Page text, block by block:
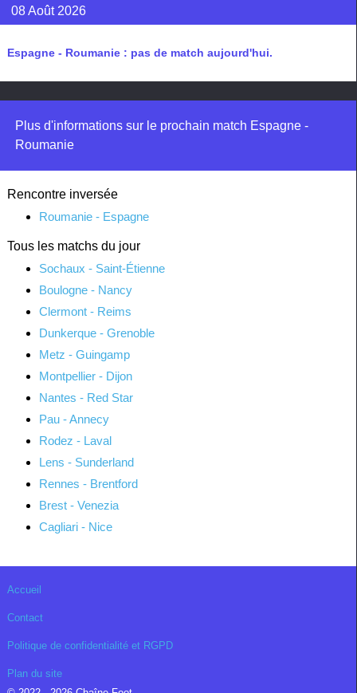
08 Août 2026
Espagne - Roumanie : pas de match aujourd'hui.
Plus d'informations sur le prochain match Espagne -
Roumanie
Rencontre inversée
Roumanie - Espagne
Tous les matchs du jour
Sochaux - Saint-Étienne
Boulogne - Nancy
Clermont - Reims
Dunkerque - Grenoble
Metz - Guingamp
Montpellier - Dijon
Nantes - Red Star
Pau - Annecy
Rodez - Laval
Lens - Sunderland
Rennes - Brentford
Brest - Venezia
Cagliari - Nice
Accueil
Contact
Politique de confidentialité et RGPD
Plan du site